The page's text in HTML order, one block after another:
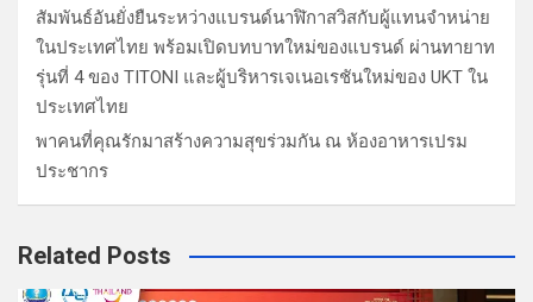
สัมพันธ์อันยั่งยืนระหว่างแบรนด์นาฬิกาสวิสกับผู้แทนจำหน่าย
ในประเทศไทย พร้อมเปิดบทบาทใหม่ของแบรนด์ ผ่านทายาท
รุ่นที่ 4 ของ TITONI และผู้บริหารเจเนอเรชันใหม่ของ UKT ใน
ประเทศไทย
พาคนที่คุณรักมาสร้างความสุขร่วมกัน ณ ห้องอาหารเปรม
ประชากร
Related Posts